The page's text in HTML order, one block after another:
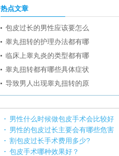
热点文章
包皮过长的男性应该要怎么
睾丸扭转的护理办法都有哪
临床上睾丸炎的类型都有哪
睾丸扭转都有哪些具体症状
导致男人出现睾丸扭转的原
男性什么时候做包皮手术会比较好
男性的包皮过长主要会有哪些危害
割包皮过长手术费用多少?
包皮手术哪种效果好？